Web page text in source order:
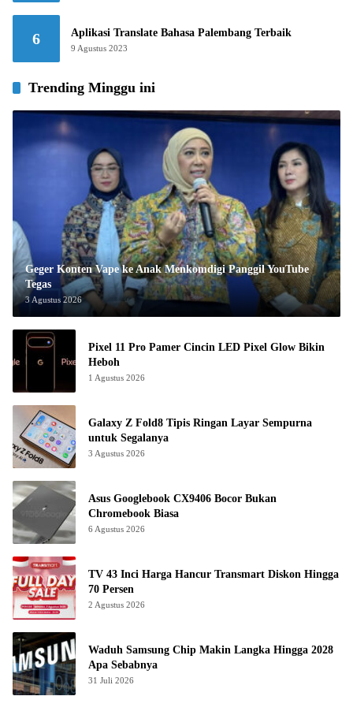
6 Aplikasi Translate Bahasa Palembang Terbaik
9 Agustus 2023
Trending Minggu ini
Geger Konten Vape ke Anak Menkomdigi Panggil YouTube
Tegas
3 Agustus 2026
Pixel 11 Pro Pamer Cincin LED Pixel Glow Bikin
Heboh
1 Agustus 2026
Galaxy Z Fold8 Tipis Ringan Layar Sempurna
untuk Segalanya
3 Agustus 2026
Asus Googlebook CX9406 Bocor Bukan
Chromebook Biasa
6 Agustus 2026
TV 43 Inci Harga Hancur Transmart Diskon Hingga
70 Persen
2 Agustus 2026
Waduh Samsung Chip Makin Langka Hingga 2028
Apa Sebabnya
31 Juli 2026